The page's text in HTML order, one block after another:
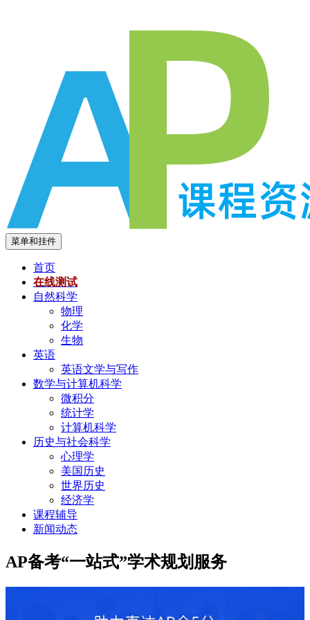
菜单和挂件
首页
在线测试
自然科学
物理
化学
生物
英语
英语文学与写作
数学与计算机科学
微积分
统计学
计算机科学
历史与社会科学
心理学
美国历史
世界历史
经济学
课程辅导
新闻动态
AP备考“一站式”学术规划服务